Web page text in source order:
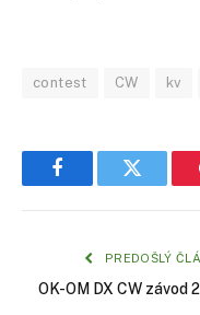
contest CW kv
FacebookTwitter
PREDOŠLÝ
OK-OM DX CW závod